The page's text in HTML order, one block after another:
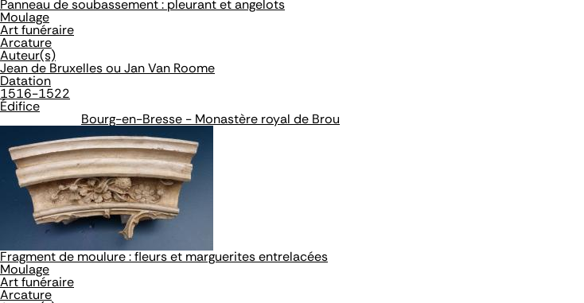
Panneau de soubassement : pleurant et angelots
Moulage
Art funéraire
Arcature
Auteur(s)
Jean de Bruxelles ou Jan Van Roome
Datation
1516-1522
Édifice
Bourg-en-Bresse - Monastère royal de Brou
Fragment de moulure : fleurs et marguerites entrelacées
Moulage
Art funéraire
Arcature